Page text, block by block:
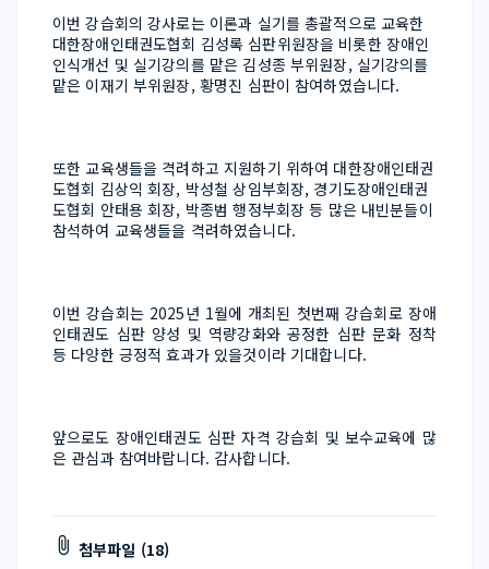
이번 강습회의 강사로는 이론과 실기를 총괄적으로 교육한
대한장애인태권도협회 김성록 심판위원장을 비롯한 장애인
인식개선 및 실기강의를 맡은 김성종 부위원장, 실기강의를
맡은 이재기 부위원장, 황명진 심판이 참여하였습니다.
또한 교육생들을 격려하고 지원하기 위하여 대한장애인태권
도협회 김상익 회장, 박성철 상임부회장, 경기도장애인태권
도협회 안태용 회장, 박종범 행정부회장 등 많은 내빈분들이
참석하여 교육생들을 격려하였습니다.
이번 강습회는 2025년 1월에 개최된 첫번째 강습회로 장애
인태권도 심판 양성 및 역량강화와 공정한 심판 문화 정착
등 다양한 긍정적 효과가 있을것이라 기대합니다.
앞으로도 장애인태권도 심판 자격 강습회 및 보수교육에 많
은 관심과 참여바랍니다. 감사합니다.
첨부파일 (18)